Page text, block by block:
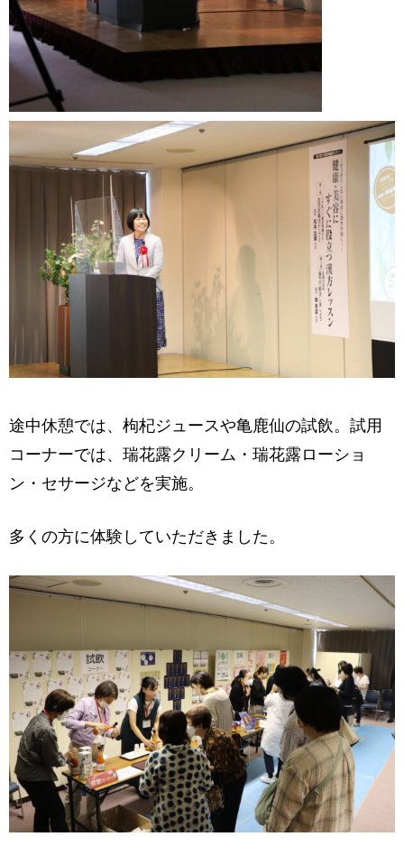
途中休憩では、枸杞ジュースや亀鹿仙の試飲。試用
コーナーでは、瑞花露クリーム・瑞花露ローショ
ン・セサージなどを実施。
多くの方に体験していただきました。